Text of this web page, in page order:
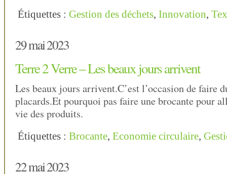
Étiquettes : Gestion des déchets, Innovation,
29 mai 2023
Terre 2 Verre – Les beaux jours arrivent
Les beaux jours arrivent.C’est l’occasion de faire
placards.Et pourquoi pas faire une brocante pour
vie des produits.
Étiquettes : Brocante, Economie circulaire,
22 mai 2023